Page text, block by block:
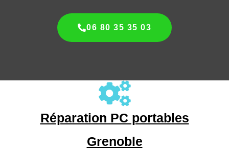
06 80 35 35 03
Réparation PC portables
Grenoble